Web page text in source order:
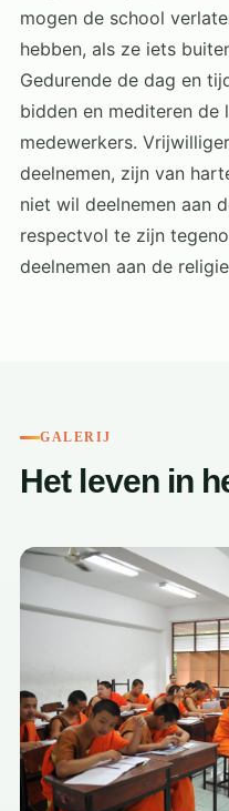
mogen de school
hebben, als ze iets
Gedurende de dag en
bidden en mediteren de
medewerkers.
deelnemen, zijn van
niet wil deelnemen aan
respectvol te zijn
deelnemen aan de
GALERIJ
Het leven in